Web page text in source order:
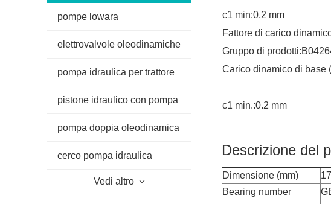
pompe lowara
elettrovalvole oleodinamiche
pompa idraulica per trattore
fiat
pistone idraulico con pompa
manuale
pompa doppia oleodinamica
per spaccalegna
cerco pompa idraulica
Vedi altro
c1 min:0,2 mm
Fattore di carico
Gruppo di
Carico dinamico di base
c1 min.:0.2 mm
Descrizione del
Dimensione (mm)
Bearing number